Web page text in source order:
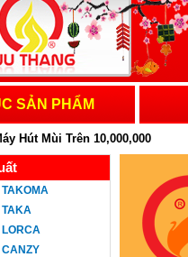
SẢN PHẨM
Hút Mùi Trên 10,000,000
TAKA
LORCA